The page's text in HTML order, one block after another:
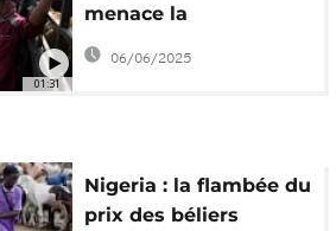
01:31
menace la
disponibilité du
mouton dans les
06/06/2025
Nigeria : la flambée du
prix des béliers